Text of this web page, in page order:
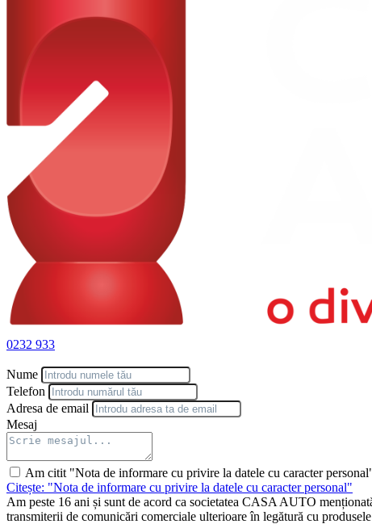
0232 933
Nume
Telefon
Adresa de email
Mesaj
Am citit "Nota de informare cu privire la datele cu caracter
Citește: "Nota de informare cu privire la datele cu caracter personal"
Am peste 16 ani și sunt de acord ca societatea CASA AUTO
transmiterii de comunicări comerciale ulterioare în legătură cu